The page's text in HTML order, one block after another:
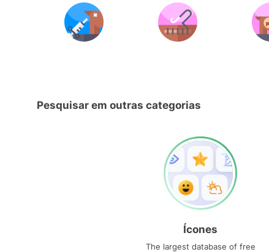
Pesquisar em outras categorias
Ícones
The largest database of free